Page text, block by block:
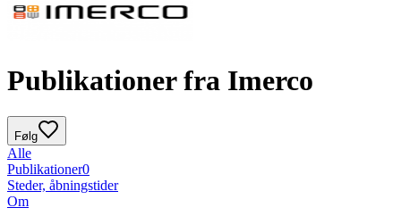
Publikationer fra Imerco
Følg
Alle
Publikationer0
Steder, åbningstider
Om